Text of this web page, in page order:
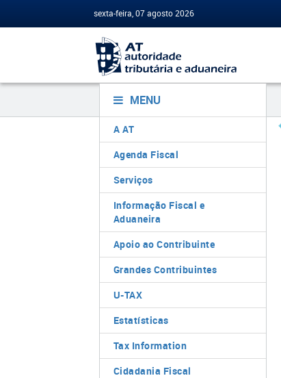
sexta-feira, 07 agosto 2026
MENU
A AT
Agenda Fiscal
Serviços
Informação Fiscal e
Aduaneira
Apoio ao Contribuinte
Grandes Contribuintes
U-TAX
Estatísticas
Tax Information
Cidadania Fiscal